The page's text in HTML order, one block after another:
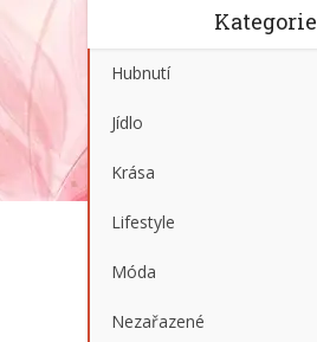
Kategorie
Hubnutí
Jídlo
Krása
Lifestyle
Móda
Nezařazené